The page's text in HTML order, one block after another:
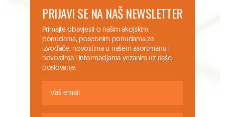
PRIJAVI SE NA NAŠ NEWSLETTER
Primajte obavjesti o našim akcijskim
ponudama, posebnim ponudama za
izvođače, novostima u našem asortimanu i
novostima i informacijama vezanim uz naše
poslovanje.